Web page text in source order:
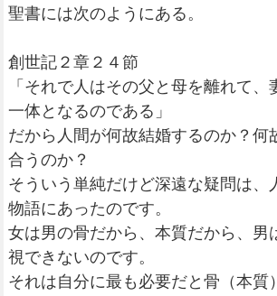
聖書には次のようにある。
創世記２章２４節
「それで人はその父と母を離れて、
一体となるのである」
だから人間が何故結婚するのか？何
合うのか？
そういう単純だけど深遠な疑問は、
物語にあったのです。
女は男の骨だから、本質だから、男
視できないのです。
それは自分に最も必要だと骨（本質